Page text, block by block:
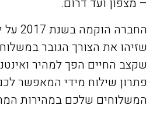
החברה
שזיהו את הצורך הגובר
שקצב החיים הפך למהיר
פתרון שילוח מידי המאפשר
המשלוחים שלכם במהירות